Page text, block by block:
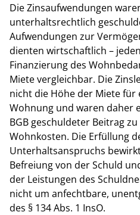
Die Zinsaufwendungen
unterhaltsrechtlich
Aufwendungen zur
dienten wirtschaftlich –
Finanzierung des
Miete vergleichbar. Die
nicht die Höhe der Miete für
Wohnung und waren daher
BGB geschuldeter Beitrag
Wohnkosten. Die Erfüllung
Unterhaltsanspruchs
Befreiung von der Schuld
der Leistungen des
nicht um anfechtbare,
des § 134 Abs. 1 InsO.